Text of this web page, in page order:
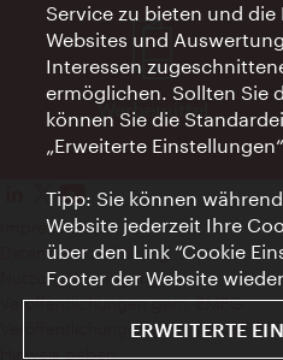
Werbemittel
Impressum
Datenschutzerklärung
Nutzungsbedingungen
Veröffentlichungen gem. EMFG
Veröffentlichungen gem. MedKF‑TG
Hinweis geben
Service zu bieten und
Websites und
Interessen
ermöglichen. Sollten Sie
können Sie die
„Erweiterte
Tipp: Sie können
Website jederzeit Ihre
über den Link “Cookie
Footer der Website
ERWEITERTE